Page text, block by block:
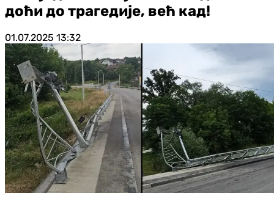
доћи до трагедије, већ кад!
01.07.2025 13:32